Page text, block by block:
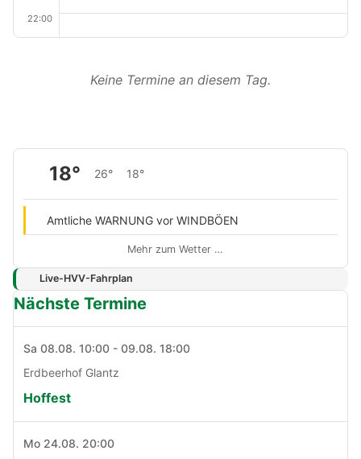
22:00
Keine Termine an diesem Tag.
18° 26° 18°
Amtliche WARNUNG vor WINDBÖEN
Mehr zum Wetter …
Live-HVV-Fahrplan
Nächste Termine
Sa 08.08. 10:00 - 09.08. 18:00
Erdbeerhof Glantz
Hoffest
Mo 24.08. 20:00